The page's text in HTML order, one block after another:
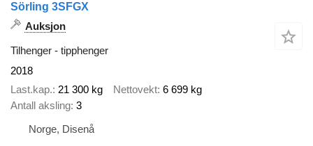
Sörling 3SFGX
Auksjon
Tilhenger - tipphenger
2018
Last.kap. 21 300 kg Nettovekt 6 699 kg
Antall aksling 3
Norge, Disenå